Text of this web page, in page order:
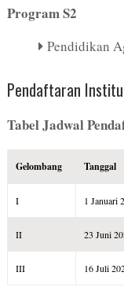
Program S2
Pendidikan
Pendaftaran
Tabel Jadwal
Gelombang Tanggal
I 1 Januari
II 23 Juni
III 16 Juli